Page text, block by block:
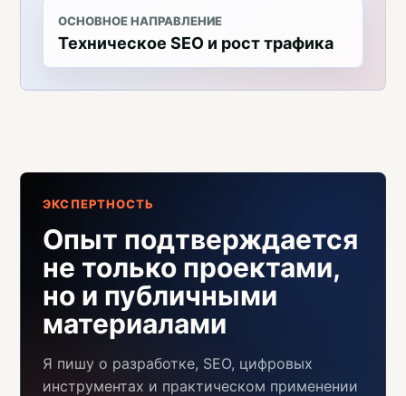
ОСНОВНОЕ НАПРАВЛЕНИЕ
Техническое SEO и рост трафика
ЭКСПЕРТНОСТЬ
Опыт подтверждается
не только проектами,
но и публичными
материалами
Я пишу о разработке, SEO, цифровых
инструментах и практическом применении